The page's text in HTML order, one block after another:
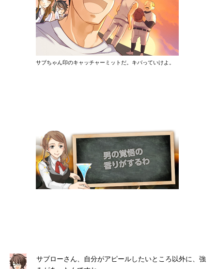
サブちゃん印のキャッチャーミットだ。キバっていけよ。
サブローさん、自分がアピールしたいところ以外に、強